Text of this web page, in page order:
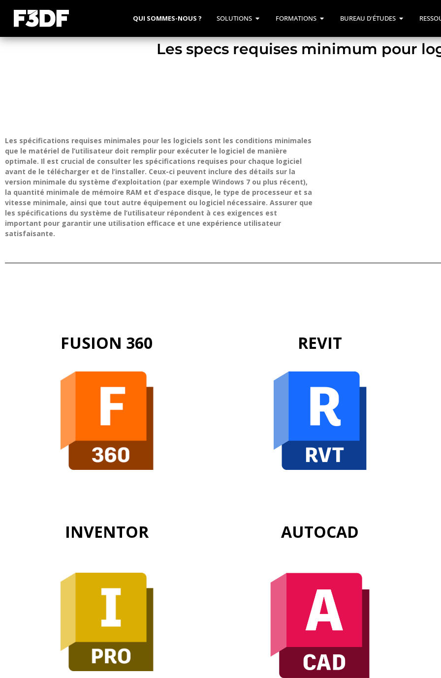
QUI SOMMES-NOUS ? SOLUTIONS FORMATIONS BUREAU D'ÉTUDES
Les specs requises minimum pour
Les spécifications requises minimales pour les logiciels sont les conditions minimales
que le matériel de l’utilisateur doit remplir pour exécuter le logiciel de manière
optimale. Il est crucial de consulter les spécifications requises pour chaque logiciel
avant de le télécharger et de l’installer. Ceux-ci peuvent inclure des détails sur la
version minimale du système d’exploitation (par exemple Windows 7 ou plus récent),
la quantité minimale de mémoire RAM et d’espace disque, le type de processeur et sa
vitesse minimale, ainsi que tout autre équipement ou logiciel nécessaire. Assurer que
les spécifications du système de l’utilisateur répondent à ces exigences est
important pour garantir une utilisation efficace et une expérience utilisateur
satisfaisante.
FUSION 360 REVIT
INVENTOR AUTOCAD